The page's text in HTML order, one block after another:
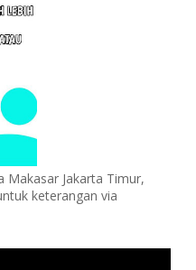
Makasar Jakarta Timur,
keterangan via